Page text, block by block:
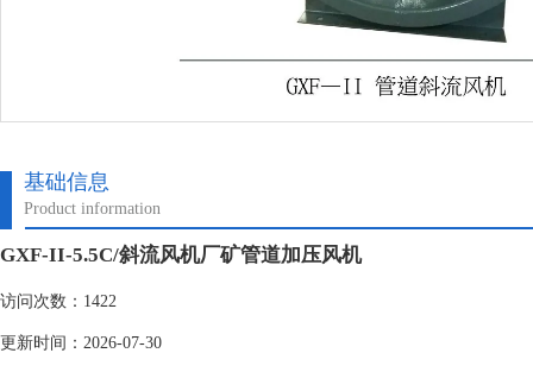
基础信息
Product information
GXF-II-5.5C/斜流风机厂矿管道加压风机
访问次数：1422
更新时间：2026-07-30